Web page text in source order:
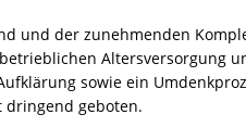
und der zunehmenden
Altersversorgung
sowie ein
geboten.